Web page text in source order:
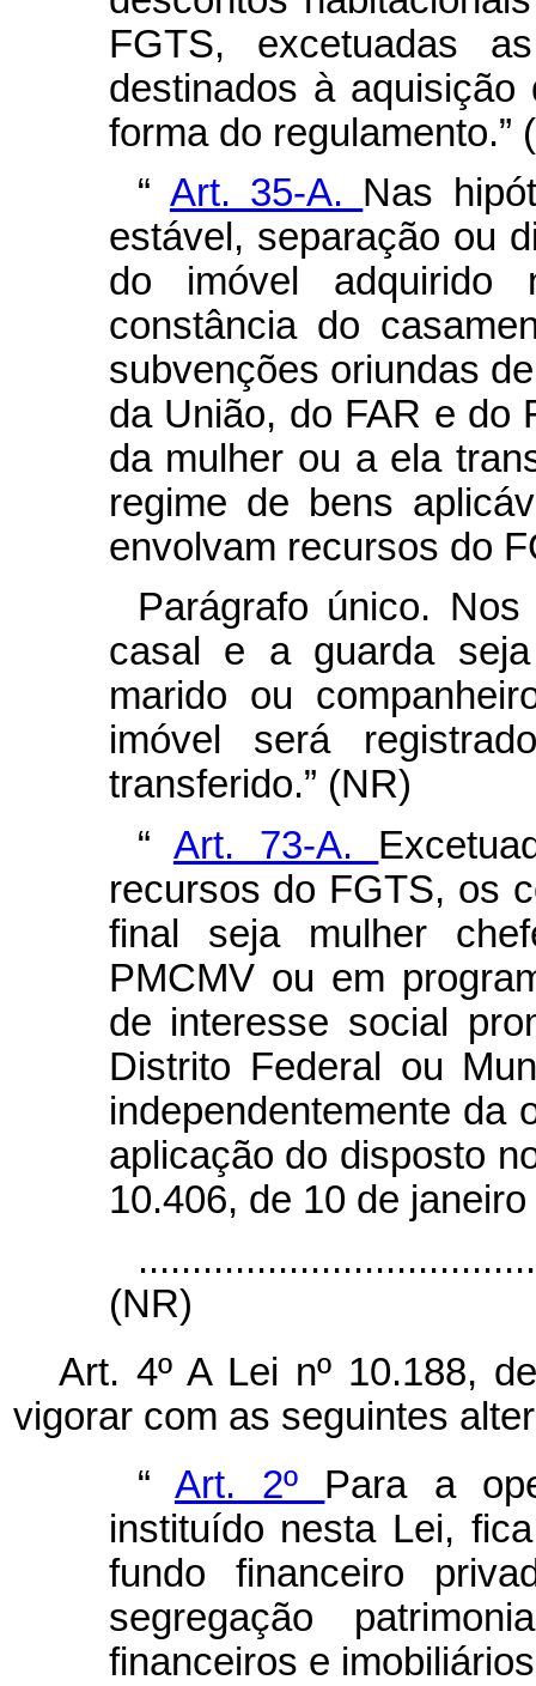
FGTS, excetuadas
destinados à
forma do regulamento.”
“ Art. 35-A. Nas
estável, separação ou
do imóvel adquirido
constância do
subvenções oriundas
da União, do FAR e do
da mulher ou a ela
regime de bens
envolvam recursos do
Parágrafo único.
casal e a guarda
marido ou
imóvel será
transferido.” (NR)
“ Art. 73-A.
recursos do FGTS, os
final seja mulher
PMCMV ou em
de interesse social
Distrito Federal ou
independentemente da
aplicação do disposto
10.406, de 10 de
(NR)
Art. 4º A Lei nº 10.188,
vigorar com as seguintes
“ Art. 2º Para a
instituído nesta Lei,
fundo financeiro
segregação
financeiros e